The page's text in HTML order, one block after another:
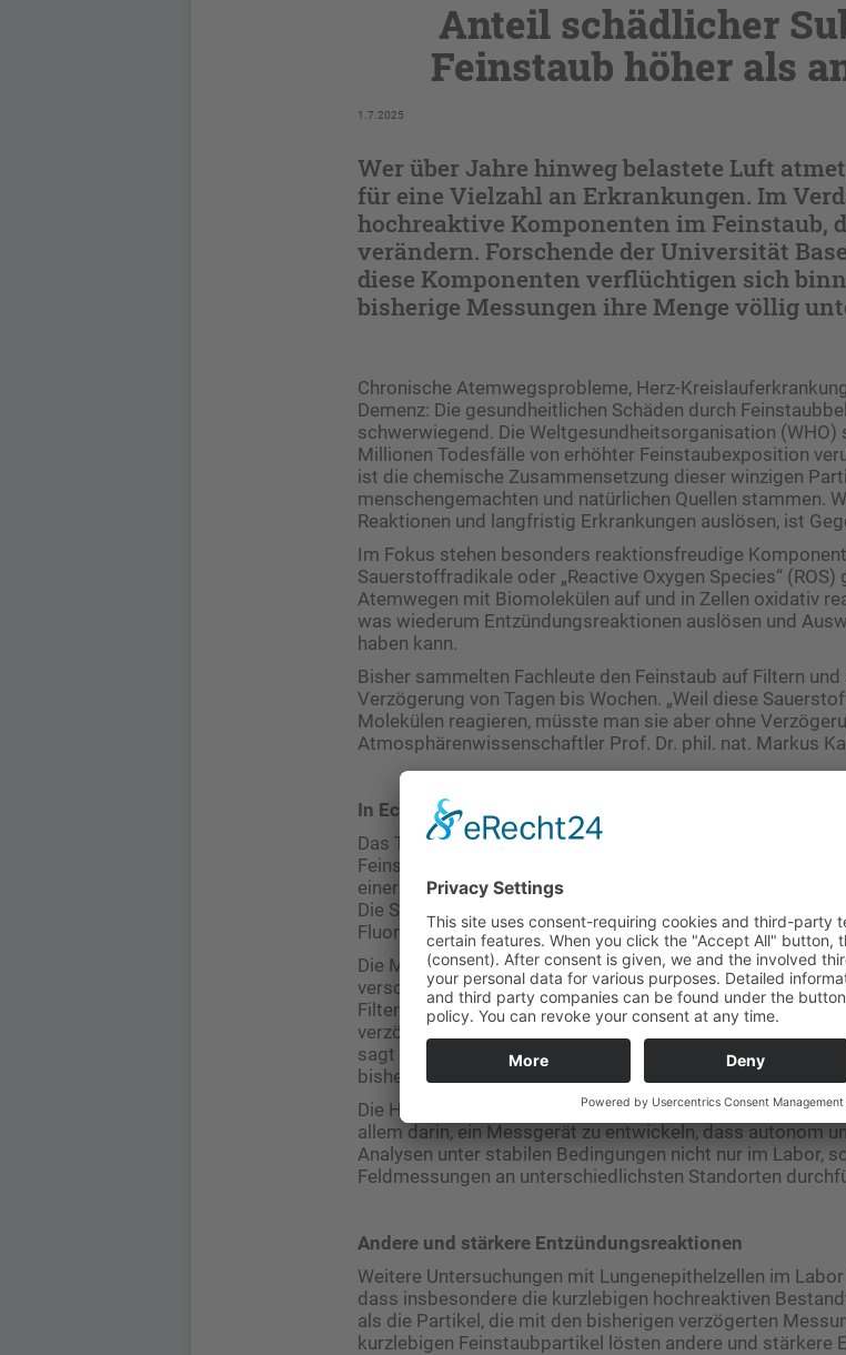
Anteil schädlicher
Feinstaub höher als
1.7.2025
Wer über Jahre hinweg belastete Luft
für eine Vielzahl an Erkrankungen. Im
hochreaktive Komponenten im Feinstaub,
verändern. Forschende der Universität
diese Komponenten verflüchtigen sich
bisherige Messungen ihre Menge völlig
Chronische Atemwegsprobleme, Herz-
Demenz: Die gesundheitlichen Schäden durch
schwerwiegend. Die Weltgesundheitsorganisation
Millionen Todesfälle von erhöhter Feinstaubexposition
ist die chemische Zusammensetzung dieser winzigen
menschengemachten und natürlichen Quellen stammen.
Reaktionen und langfristig Erkrankungen auslösen, ist
Im Fokus stehen besonders reaktionsfreudige
Sauerstoffradikale oder „Reactive Oxygen Species“ (ROS)
Atemwegen mit Biomolekülen auf und in Zellen oxidativ
was wiederum Entzündungsreaktionen auslösen und
haben kann.
Bisher sammelten Fachleute den Feinstaub auf Filtern
Verzögerung von Tagen bis Wochen. „Weil diese
Molekülen reagieren, müsste man sie aber ohne
Atmosphärenwissenschaftler Prof. Dr. phil. nat. Markus
In Echtzeit aus der Luft gemessen
Das Team vom Departement Umweltwissenschaften hat
Feinstaub in Sekundenschnelle zu messen. Die Partikel
einer Flüssigkeit gesammelt. Dort kommen sie mit
Die Sauerstoffradikale reagieren in dieser Lösung und
Fluoreszenzsignale.
Die Messungen mit der neuen Methode zeigen: 60 bis 99
verschwinden binnen Minuten oder Stunden. Die
Filterablagerung hat somit ein verzerrtes Bild geliefert.
verzögerten Analyse aber nicht konstant ist, lässt er sich
sagt Kalberer. Der echte Anteil schädlicher Substanzen
bisher angenommen.
Die Herausforderung bei der neuen Methode bestand
allem darin, ein Messgerät zu entwickeln, dass autonom
Analysen unter stabilen Bedingungen nicht nur im Labor,
Feldmessungen an unterschiedlichsten Standorten
Andere und stärkere Entzündungsreaktionen
Weitere Untersuchungen mit Lungenepithelzellen im
dass insbesondere die kurzlebigen hochreaktiven
als die Partikel, die mit den bisherigen verzögerten
kurzlebigen Feinstaubpartikel lösten andere und stärkere